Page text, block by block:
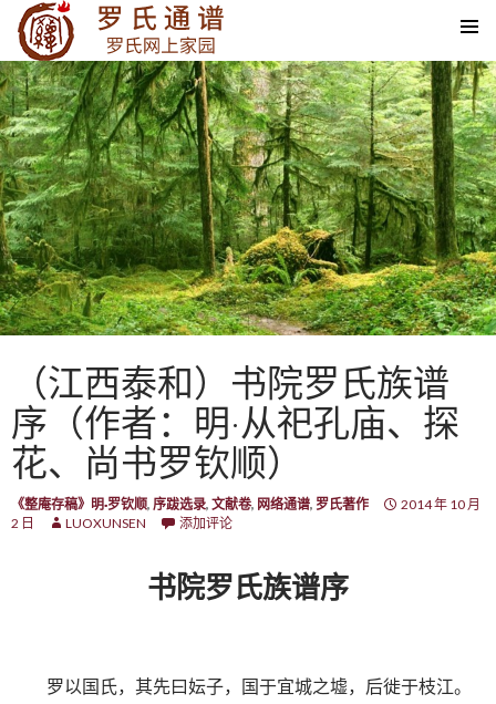
SKIP TO CONTENT
（江西泰和）书院罗氏族谱
序（作者：明·从祀孔庙、探
花、尚书罗钦顺）
《整庵存稿》明·罗钦顺, 序跋选录, 文献卷, 网络通谱, 罗氏著作
2014 年 10 月
2 日
LUOXUNSEN 添加评论
书院罗氏族谱序
罗以国氏，其先曰妘子，国于宜城之墟，后徙于枝江。